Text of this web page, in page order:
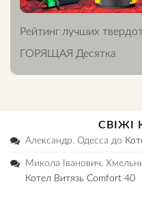
Рейтинг лучших
ГОРЯЩАЯ Десятка
СВІЖІ
Александр. Одесса до
Микола Іванович.
Котел Витязь Comfort 40